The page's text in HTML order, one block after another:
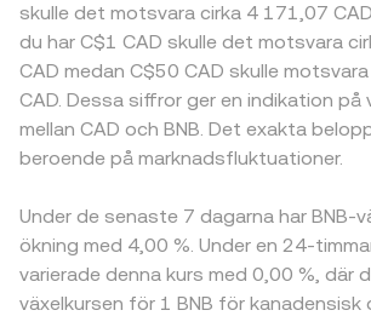
skulle det motsvara cirka 4 171,07
du har C$1 CAD skulle det motsvara
CAD medan C$50 CAD skulle
CAD. Dessa siffror ger en indikation på
mellan CAD och BNB. Det exakta
beroende på marknadsfluktuationer.
Under de senaste 7 dagarna har BNB-
ökning med 4,00 %. Under en 24-
varierade denna kurs med 0,00 %, där
växelkursen för 1 BNB för kanadensisk